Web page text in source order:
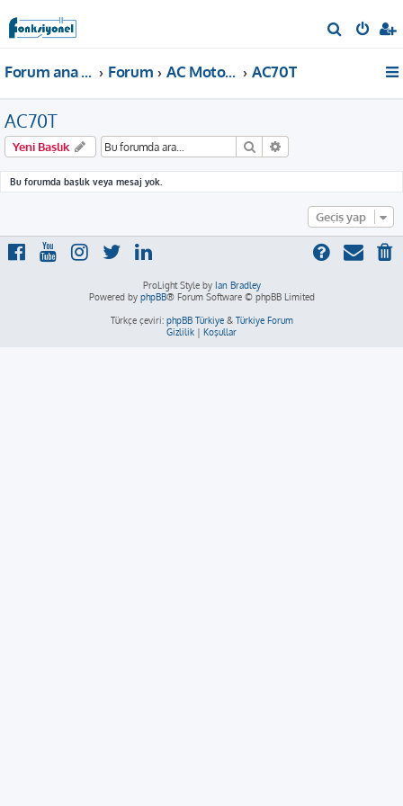
r
Forum ana sayfa Forum AC Motor Sürücü AC70T
AC70T
Yeni Başlık Ara
Bu forumda başlık veya mesaj yok.
Geçiş yap
ProLight Style by Ian Bradley
Powered by phpBB® Forum Software © phpBB Limited
Türkçe çeviri: phpBB Türkiye& Türkiye Forum
Gizlilik | Koşullar